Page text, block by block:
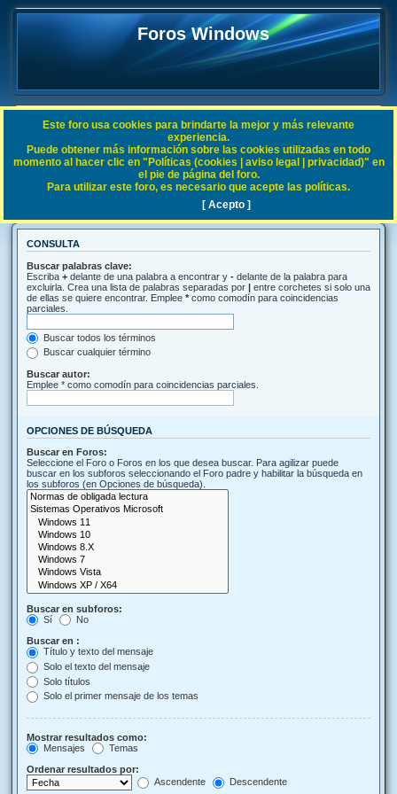
Foros Windows
FAQ
Índice general Buscar
Buscar
CONSULTA
Buscar palabras clave:
Escriba + delante de una palabra a encontrar y - delante de la palabra para
excluirla. Crea una lista de palabras separadas por | entre corchetes si solo una
de ellas se quiere encontrar. Emplee * como comodín para coincidencias
parciales.
Buscar todos los términos
Buscar cualquier término
Buscar autor:
Emplee * como comodín para coincidencias parciales.
OPCIONES DE BÚSQUEDA
Buscar en Foros:
Seleccione el Foro o Foros en los que desea buscar. Para agilizar puede
buscar en los subforos seleccionando el Foro padre y habilitar la búsqueda en
los subforos (en Opciones de búsqueda).
Buscar en subforos:
Sí
No
Buscar en :
Título y texto del mensaje
Solo el texto del mensaje
Solo títulos
Solo el primer mensaje de los temas
Mostrar resultados como:
Mensajes
Temas
Ordenar resultados por:
Ascendente
Descendente
Este foro usa cookies para brindarte la mejor y más relevante
experiencia.
Puede obtener más información sobre las cookies utilizadas en todo
momento al hacer clic en "Políticas (cookies | aviso legal | privacidad)" en
el pie de página del foro.
Para utilizar este foro, es necesario que acepte las políticas.
[ Acepto ]